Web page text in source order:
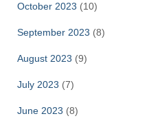
October 2023 (10)
September 2023 (8)
August 2023 (9)
July 2023 (7)
June 2023 (8)